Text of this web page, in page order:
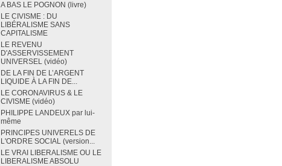
A BAS LE POGNON (livre)
LE CIVISME : DU
LIBÉRALISME SANS
CAPITALISME
LE REVENU
D'ASSERVISSEMENT
UNIVERSEL (vidéo)
DE LA FIN DE L’ARGENT
LIQUIDE À LA FIN DE...
LE CORONAVIRUS & LE
CIVISME (vidéo)
PHILIPPE LANDEUX par lui-
même
PRINCIPES UNIVERELS DE
L'ORDRE SOCIAL (version...
LE VRAI LIBERALISME OU LE
LIBERALISME ABSOLU